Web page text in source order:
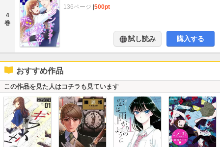
4
巻
136ページ |500pt
試し読み 購入する
おすすめ作品
この作品を見た人はコチラも見ています